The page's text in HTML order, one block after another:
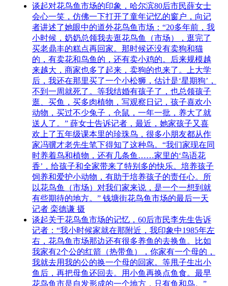
谈起对花鸟鱼市场的印象，哈尔滨80后市民薛女士
会心一笑，仿佛一下打开了童年记忆的窗户，向记
者讲述了她眼中的道外花鸟鱼市场：“20多年前，我
小时候，奶奶总领我去逛花鸟鱼（市场），逛完了
买老鼎丰的糕点再回家。那时候还没有卖狗和猫
的，有卖花和鸟鱼的，还有卖小鸡的。后来规模越
来越大，商家也多了起来，卖狗的也来了。上大学
后，我还在那里买了一个小松狮，估计是‘星期狗’，
不到一周就死了。等我结婚有孩子了，也总领孩子
逛、买鱼，买多肉植物，写观察日记，孩子喜欢小
动物，买过不少兔子，仓鼠，一年一批，养大了就
送人了。” 薛女士告诉记者，最近，她家孩子又喜
欢上了五年级课本里的珍珠鸟，很多小朋友都从作
家冯骥才老先生笔下得知了这种鸟。“我们家现在同
时养着鸟和植物，还有几条鱼……家里的‘鸟语花
香’，给孩子和全家带来了特别多的快乐。培养孩子
饲养和爱护小动物，有助于培养孩子的责任心。所
以花鸟鱼（市场）对我们家来说，是一个一想到就
有些期待的地方。” 钱塘街花鸟鱼市场的最后一天
记者 栾德谦 摄
谈起关于花鸟鱼市场的记忆，60后市民李先生告诉
记者：“我小时候家就在那附近，我印象中1985年左
右，花鸟鱼市场那边还有很多养鱼的去换鱼。比如
我家有2个公的红箭（热带鱼），你家有一个母的，
我就去用我的公的换一个母的回家。等甩子生出小
鱼后，再把母鱼还回去。用小鱼再换点鱼食。最早
花鸟鱼市是自发形成的一个地方，只有鱼和鸟。”